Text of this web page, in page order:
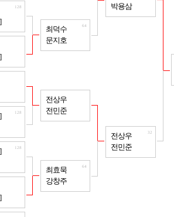
128
128
128
최덕수
문지호
64
전상우
전민준
최효묵
강창주
64
박용삼
전상우
전민준
32